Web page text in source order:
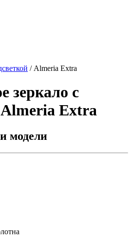
/ Almeria Extra
зеркало с
Almeria Extra
модели